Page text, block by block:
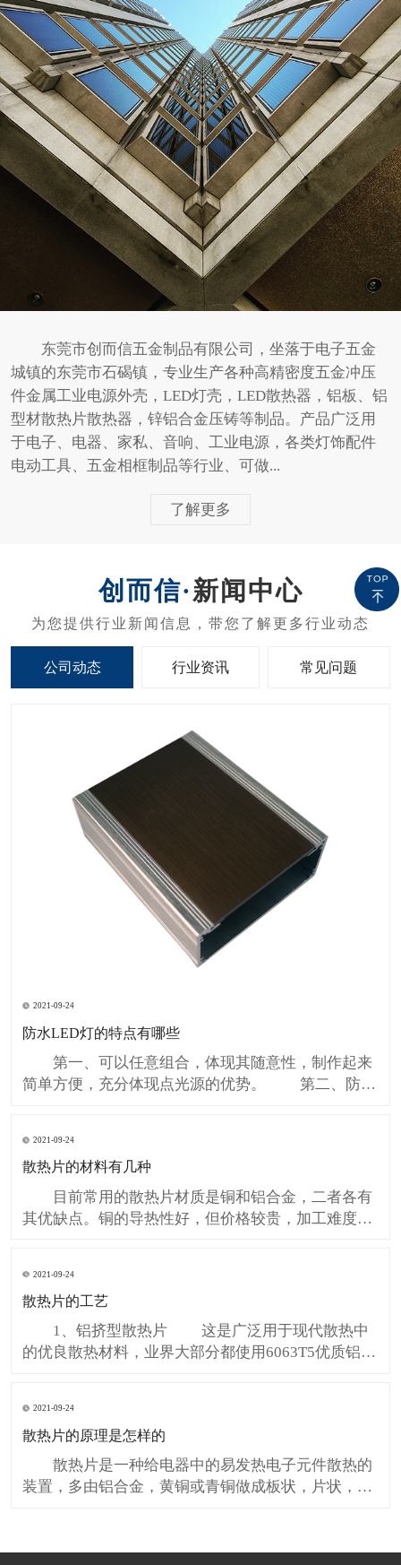
东莞市创而信五金制品有限公司，坐落于电子五金
城镇的东莞市石碣镇，专业生产各种高精密度五金冲压
件金属工业电源外壳，LED灯壳，LED散热器，铝板、铝
型材散热片散热器，锌铝合金压铸等制品。产品广泛用
于电子、电器、家私、音响、工业电源，各类灯饰配件
电动工具、五金相框制品等行业、可做...
了解更多
新闻中心
公司动态 行业资讯 常见问题
2021-09-24
防水LED灯的特点有哪些
第一、可以任意组合，体现其随意性，制作起来
简单方便，充分体现点光源的优势。 第二、防水
从而避免LED受到潜伏性损伤。降低制作周期的同时
也有效的减少了安装维护成本和不良损耗。 第
三、防水LED灯
2021-09-24
散热片的材料有几种
目前常用的散热片材质是铜和铝合金，二者各有
其优缺点。铜的导热性好，但价格较贵，加工难度较
软，不能直接使用，都是使用的铝合金才能提供足够
的硬度，铝合金的优点是价格低廉，重量轻，但导热
性比铜就要差很多。有些
2021-09-24
散热片的工艺
1、铝挤型散热片 这是广泛用于现代散热中
的优良散热材料，业界大部分都使用6063T5优质铝
和AMD CPU的热阻值和其发热量的考量，铝挤型厂家
制订相应的模具，将铝锭加热到一定的温度下，使其
2021-09-24
散热片的原理是怎样的
散热片是一种给电器中的易发热电子元件散热的
装置，多由铝合金，黄铜或青铜做成板状，片状，多
要使用散热片。一般散热片在使用中要在电子元件与